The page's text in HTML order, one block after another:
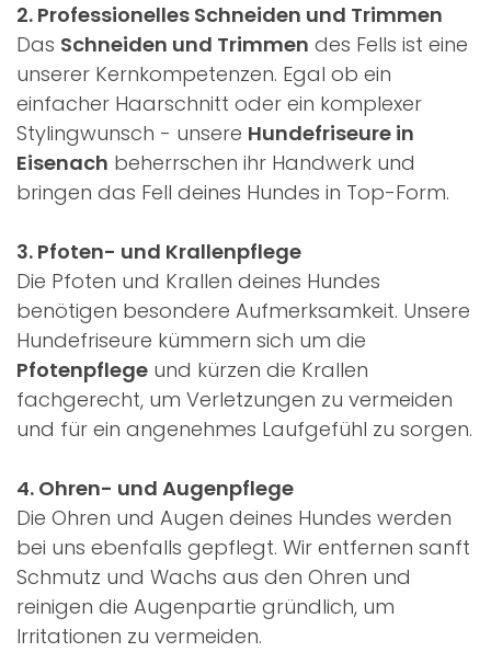
2. Professionelles Schneiden und Trimmen
Das Schneiden und Trimmen des Fells ist eine
unserer Kernkompetenzen. Egal ob ein
einfacher Haarschnitt oder ein komplexer
Stylingwunsch - unsere Hundefriseure in
Eisenach beherrschen ihr Handwerk und
bringen das Fell deines Hundes in Top-Form.
3. Pfoten- und Krallenpflege
Die Pfoten und Krallen deines Hundes
benötigen besondere Aufmerksamkeit. Unsere
Hundefriseure kümmern sich um die
Pfotenpflege und kürzen die Krallen
fachgerecht, um Verletzungen zu vermeiden
und für ein angenehmes Laufgefühl zu sorgen.
4. Ohren- und Augenpflege
Die Ohren und Augen deines Hundes werden
bei uns ebenfalls gepflegt. Wir entfernen sanft
Schmutz und Wachs aus den Ohren und
reinigen die Augenpartie gründlich, um
Irritationen zu vermeiden.